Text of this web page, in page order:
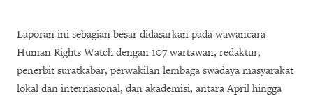
Laporan ini sebagian besar didasarkan pada wawancara
Human Rights Watch dengan 107 wartawan, redaktur,
penerbit suratkabar, perwakilan lembaga swadaya masyarakat
lokal dan internasional, dan akademisi, antara April hingga